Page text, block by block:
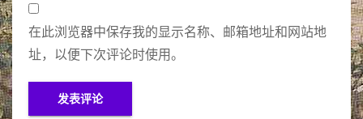
在此浏览器中保存我的显示名称、邮箱地址和网站地
址，以便下次评论时使用。